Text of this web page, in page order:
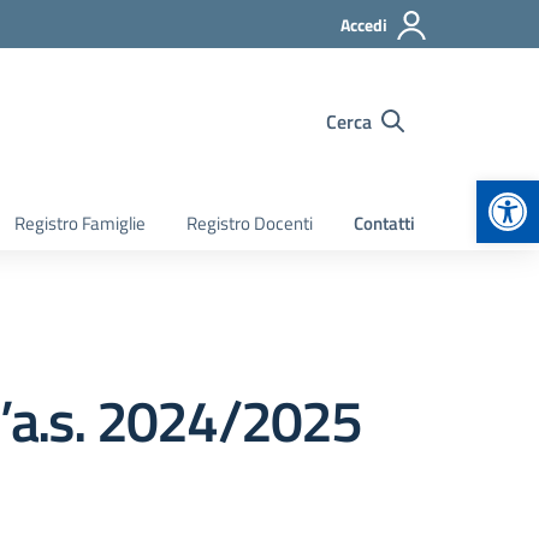
Accedi
Cerca
Registro Famiglie Registro Docenti Contatti
2024/2025